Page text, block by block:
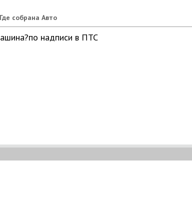
Где собрана Авто
надписи в ПТС